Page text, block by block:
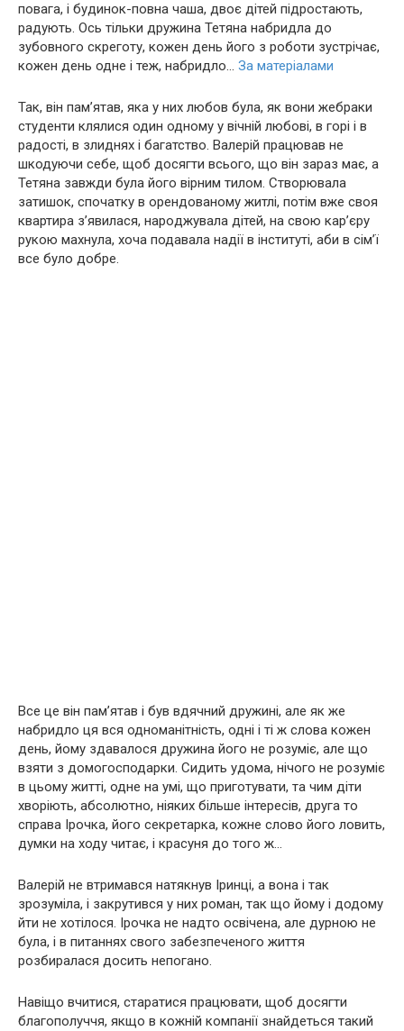
повага, і будинок-повна чаша, двоє дітей підростають,
радують. Ось тільки дружина Тетяна набридла до
зубовного скреготу, кожен день його з роботи зустрічає,
кожен день одне і теж, набридло… За матеріалами
Так, він пам’ятав, яка у них любов була, як вони жебраки
студенти клялися один одному у вічній любові, в горі і в
радості, в злиднях і багатство. Валерій працював не
шкодуючи себе, щоб досягти всього, що він зараз має, а
Тетяна завжди була його вірним тилом. Створювала
затишок, спочатку в орендованому житлі, потім вже своя
квартира з’явилася, наpoджувала дітей, на свою кар’єру
рукою махнула, хоча подавала надії в інституті, аби в сім’ї
все було добре.
Все це він пам’ятав і був вдячний дружині, але як же
набридло ця вся одноманітність, одні і ті ж слова кожен
день, йому здавалося дружина його не розуміє, але що
взяти з домогосподарки. Сидить удома, нічого не розуміє
в цьому житті, одне на умі, що приготувати, та чим діти
хворіють, абсолютно, ніяких більше інтересів, друга то
справа Ірочка, його секретарка, кожне слово його ловить,
думки на ходу читає, і красуня до того ж…
Валерій не втримався натякнув Іринці, а вона і так
зрозуміла, і закрутився у них роман, так що йому і додому
йти не хотілося. Ірочка не надто освічена, але дурною не
була, і в питаннях свого забезпеченого життя
розбиралася досить непогано.
Навіщо вчитися, старатися працювати, щоб досягти
благополуччя, якщо в кожній компанії знайдеться такий